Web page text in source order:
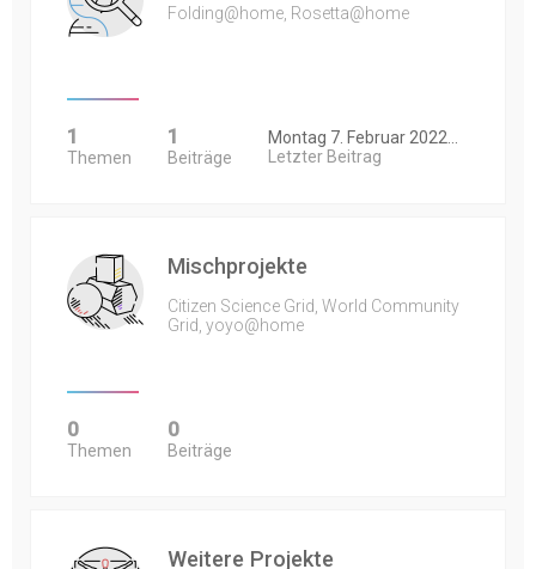
Folding@home, Rosetta@home
1
Themen
1
Beiträge
Montag 7. Februar 2022…
Letzter Beitrag
Mischprojekte
Citizen Science Grid, World Community
Grid, yoyo@home
0
Themen
0
Beiträge
Weitere Projekte